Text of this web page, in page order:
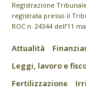
Registrazione
registrata presso il
ROC n. 24344 dell’11
Attualità
Leggi, lavoro e
Fertilizzazione